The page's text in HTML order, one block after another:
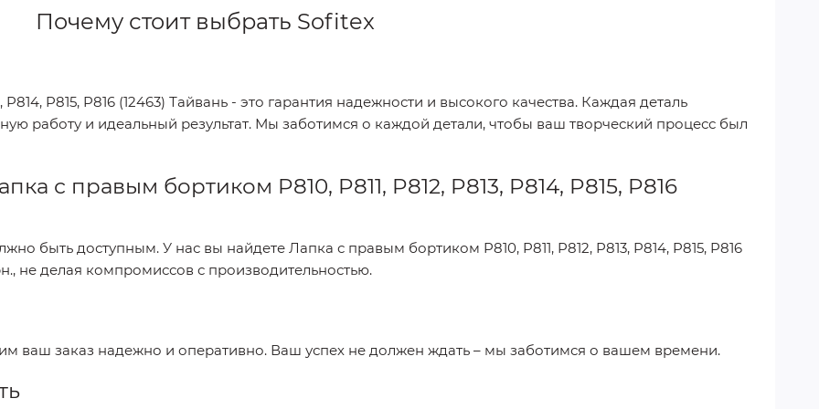
Почему стоит выбрать Sofitex
P815, P816 (12463) Тайвань - это гарантия надежности и высокого качества. Каждая деталь
работу и идеальный результат. Мы заботимся о каждой детали, чтобы ваш творческий процесс был
с правым бортиком P810, P811, P812, P813, P814, P815, P816
быть доступным. У нас вы найдете Лапка с правым бортиком P810, P811, P812, P813, P814, P815, P816
, не делая компромиссов с производительностью.
ваш заказ надежно и оперативно. Ваш успех не должен ждать – мы заботимся о вашем времени.